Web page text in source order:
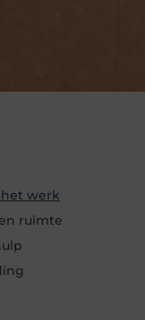
werk
ruimte